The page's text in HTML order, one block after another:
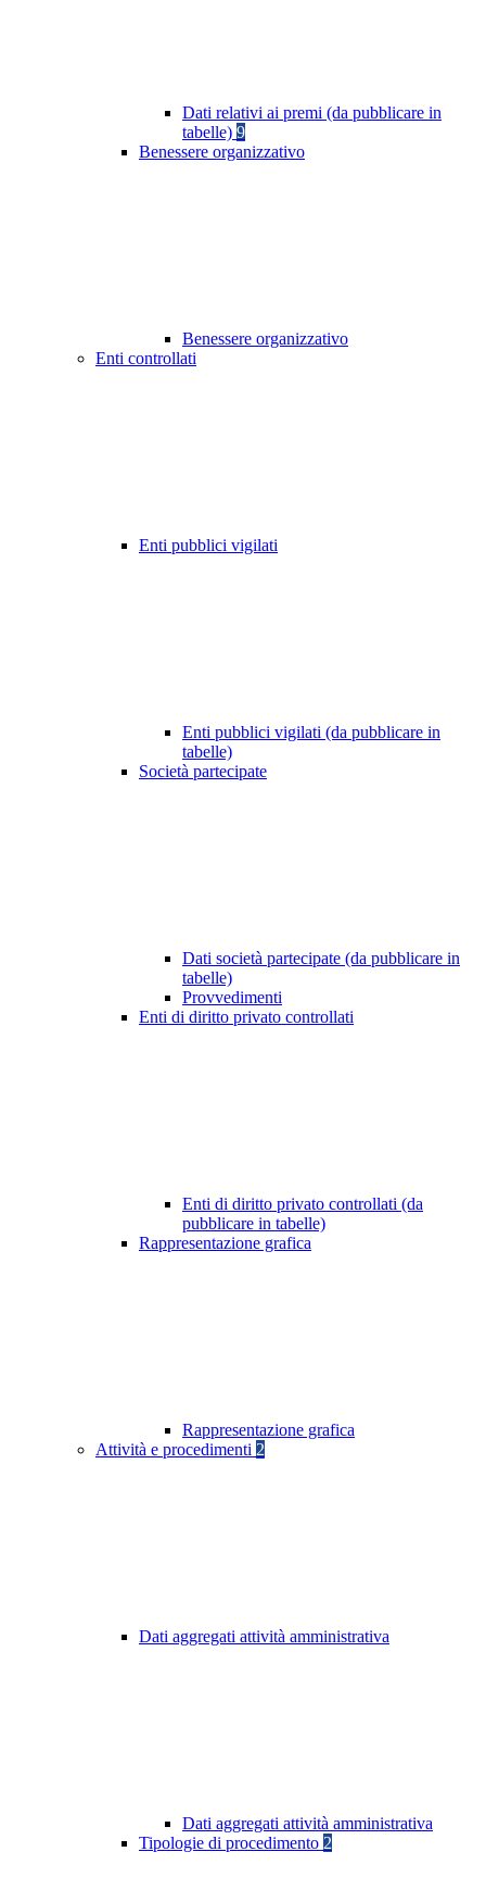
Dati relativi ai premi (da pubblicare in
tabelle) 9
Benessere organizzativo
Benessere organizzativo
Enti controllati
Enti pubblici vigilati
Enti pubblici vigilati (da pubblicare in
tabelle)
Società partecipate
Dati società partecipate (da pubblicare in
tabelle)
Provvedimenti
Enti di diritto privato controllati
Enti di diritto privato controllati (da
pubblicare in tabelle)
Rappresentazione grafica
Rappresentazione grafica
Attività e procedimenti 2
Dati aggregati attività amministrativa
Dati aggregati attività amministrativa
Tipologie di procedimento 2